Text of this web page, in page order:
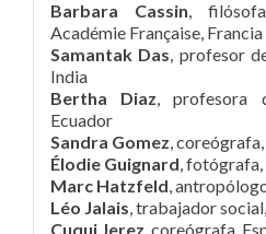
Barbara Cassin,
Académie Française, Francia
Samantak Das, profesor
India
Bertha Diaz, profesora
Ecuador
Sandra Gomez,
Élodie Guignard, fotógrafa,
Marc Hatzfeld,
Léo Jalais, trabajador
Cuqui Jerez, coreógrafa,